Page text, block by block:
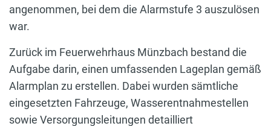
angenommen, bei dem die Alarmstufe 3 auszulösen
war.
Zurück im Feuerwehrhaus Münzbach bestand die
Aufgabe darin, einen umfassenden Lageplan gemäß
Alarmplan zu erstellen. Dabei wurden sämtliche
eingesetzten Fahrzeuge, Wasserentnahmestellen
sowie Versorgungsleitungen detailliert